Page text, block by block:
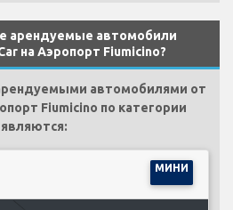
арендуемые автомобили
на Аэропорт Fiumicino?
автомобилями от
Fiumicino по категории
являются:
МИНИ